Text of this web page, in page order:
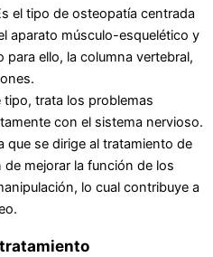
el tipo de osteopatía centrada
aparato músculo-esquelético y
para ello, la columna vertebral,
tipo, trata los problemas
con el sistema nervioso.
que se dirige al tratamiento de
mejorar la función de los
lo cual contribuye a